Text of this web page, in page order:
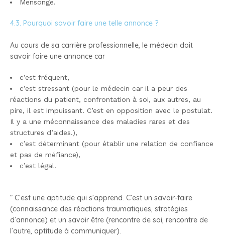
Mensonge.
4.3. Pourquoi savoir faire une telle annonce ?
Au cours de sa carrière professionnelle, le médecin doit
savoir faire une annonce car
c’est fréquent,
c’est stressant (pour le médecin car il a peur des
réactions du patient, confrontation à soi, aux autres, au
pire, il est impuissant. C’est en opposition avec le postulat.
Il y a une méconnaissance des maladies rares et des
structures d’aides.),
c’est déterminant (pour établir une relation de confiance
et pas de méfiance),
c’est légal.
” C’est une aptitude qui s’apprend. C’est un savoir-faire
(connaissance des réactions traumatiques, stratégies
d’annonce) et un savoir être (rencontre de soi, rencontre de
l’autre, aptitude à communiquer).